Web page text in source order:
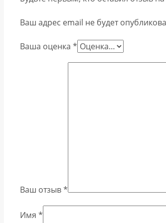
Ваш адрес email не будет
Ваша оценка *
Ваш отзыв*
Имя *